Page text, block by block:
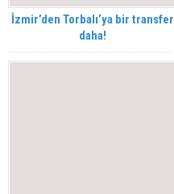
İzmir’den Torbalı’ya bir transfer
daha!